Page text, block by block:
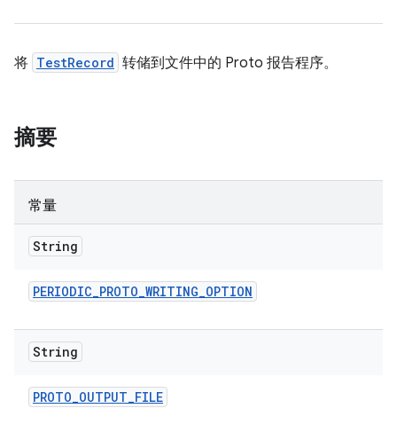
将 TestRecord 转储到文件中的 Proto 报告程序。
摘要
常量
String
PERIODIC_PROTO_WRITING_OPTION
String
PROTO_OUTPUT_FILE